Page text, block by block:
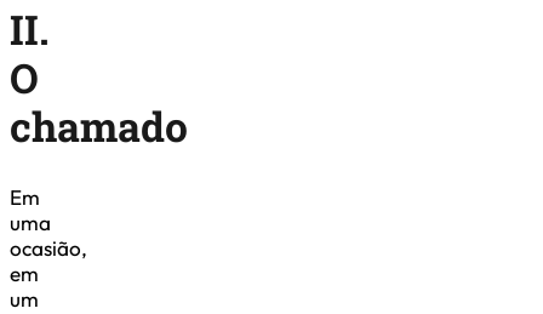
II.
O
chamado
Em
uma
ocasião,
em
um